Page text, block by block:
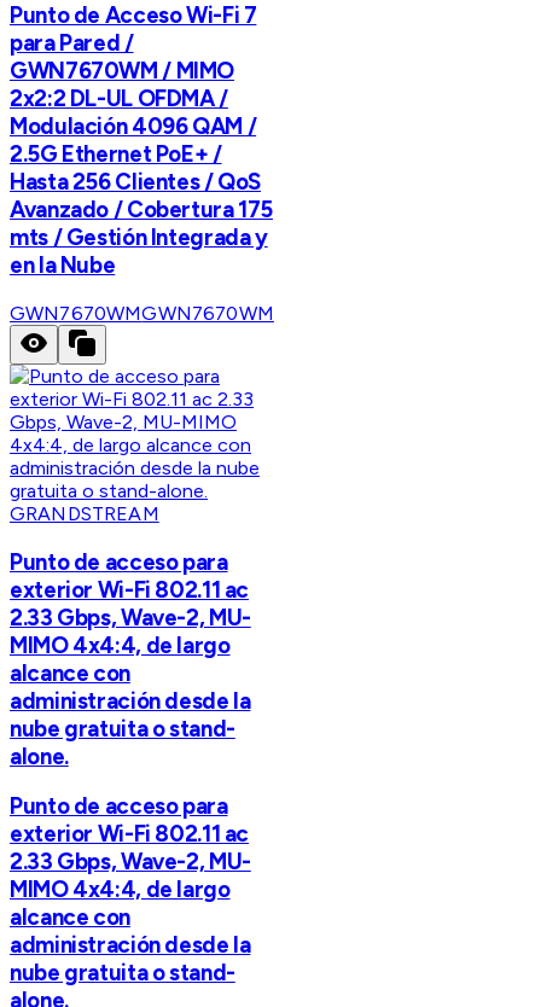
Punto de Acceso Wi-Fi 7
para Pared /
GWN7670WM / MIMO
2x2:2 DL-UL OFDMA /
Modulación 4096 QAM /
2.5G Ethernet PoE+ /
Hasta 256 Clientes / QoS
Avanzado / Cobertura 175
mts / Gestión Integrada y
en la Nube
GWN7670WMGWN7670WM
GRANDSTREAM
Punto de acceso para
exterior Wi-Fi 802.11 ac
2.33 Gbps, Wave-2, MU-
MIMO 4x4:4, de largo
alcance con
administración desde la
nube gratuita o stand-
alone.
Punto de acceso para
exterior Wi-Fi 802.11 ac
2.33 Gbps, Wave-2, MU-
MIMO 4x4:4, de largo
alcance con
administración desde la
nube gratuita o stand-
alone.